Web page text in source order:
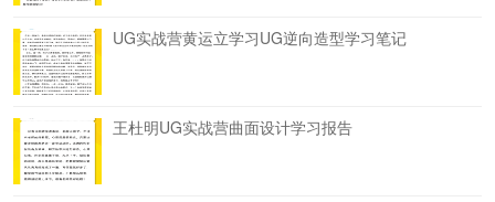
UG实战营黄运立学习UG逆向造型学习笔记
王杜明UG实战营曲面设计学习报告